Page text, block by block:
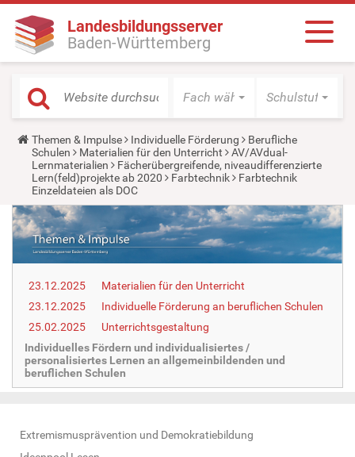
Landesbildungsserver
Baden-Württemberg
Fach wählen Schulstufe
Y
o
u
a
r
e
h
e
r
e
:
Themen & Impulse Individuelle Förderung
Berufliche
Schulen
Materialien für den Unterricht
AV/AVdual-
Lernmaterialien
Fächerübergreifende, niveaudifferenzierte
Lern(feld)projekte ab 2020
Farbtechnik
Farbtechnik
Einzeldateien als DOC
23.12.2025
Materialien für den Unterricht
23.12.2025
Individuelle Förderung an beruflichen Schulen
25.02.2025
Unterrichtsgestaltung
Individuelles Fördern und individualisiertes /
personalisiertes Lernen an allgemeinbildenden und
beruflichen Schulen
N
Extremismusprävention und Demokratiebildung